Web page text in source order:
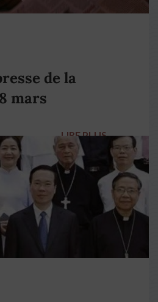
de la
mars
LIRE PLUS →